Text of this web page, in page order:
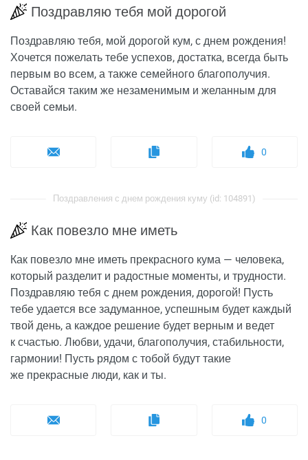
Поздравляю тебя мой дорогой
Поздравляю тебя, мой дорогой кум, с днем рождения!
Хочется пожелать тебе успехов, достатка, всегда быть
первым во всем, а также семейного благополучия.
Оставайся таким же незаменимым и желанным для
своей семьи.
0
Поздравления с днем рождения куму (id: 104891)
Как повезло мне иметь
Как повезло мне иметь прекрасного кума — человека,
который разделит и радостные моменты, и трудности.
Поздравляю тебя с днем рождения, дорогой! Пусть
тебе удается все задуманное, успешным будет каждый
твой день, а каждое решение будет верным и ведет
к счастью. Любви, удачи, благополучия, стабильности,
гармонии! Пусть рядом с тобой будут такие
же прекрасные люди, как и ты.
0